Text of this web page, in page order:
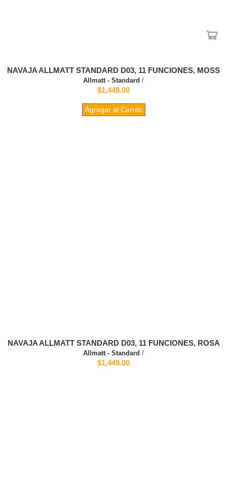
NAVAJA ALLMATT STANDARD D03, 11 FUNCIONES, MOSS
Allmatt - Standard /
$1,449.00
Agregar al Carrito
NAVAJA ALLMATT STANDARD D03, 11 FUNCIONES, ROSA
Allmatt - Standard /
$1,449.00